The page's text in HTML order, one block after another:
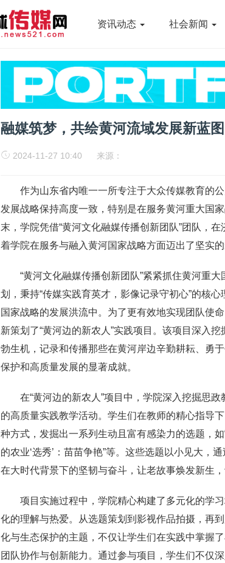
资讯动态 社会新闻
融媒筑梦，共绘黄河流域发展新蓝图
2024-11-27 10:40 来源：
作为山东省内唯一一所专注于大众传媒教育的
发展战略保持高度一致，特别是在服务黄河重大国
末，学院凭借“黄河文化融媒传播创新团队”团队，
着学院在服务与融入黄河国家战略方面迈出了坚实的
“黄河文化融媒传播创新团队”紧紧抓住黄河重
划，秉持“传媒实践育英才，影像记录守初心”的核
国家战略的发展洪流中。为了更有效地实现团队使
新策划了“黄河边的新农人”实践项目。该项目深入
勃生机，记录和传播那些在黄河岸边辛勤耕耘、勇
保护和高质量发展的显著成就。
在“黄河边的新农人”项目中，学院深入挖掘思
的高质量实践教学活动。学生们在教师的精心指导
种方式，发掘出一系列生动且富有感染力的选题，
的农业‘选秀’：苗苗争艳”等。这些选题以小见大，
在大时代背景下的坚韧与奋斗，让老故事焕发新生
项目实施过程中，学院精心构建了多元化的学
化的理解与热爱。从选题策划到影视作品拍摄，再
化与生态保护的主题，不仅让学生们在实践中掌握
团队协作与创新能力。通过参与项目，学生们不仅